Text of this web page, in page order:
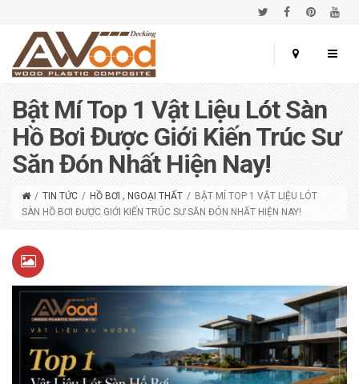
Bật Mí Top 1 Vật Liệu Lót Sàn
Hồ Bơi Được Giới Kiến Trúc Sư
Săn Đón Nhất Hiện Nay!
/ TIN TỨC / HỒ BƠI , NGOẠI THẤT / BẬT MÍ TOP 1 VẬT LIỆU LÓT
SÀN HỒ BƠI ĐƯỢC GIỚI KIẾN TRÚC SƯ SĂN ĐÓN NHẤT HIỆN NAY!